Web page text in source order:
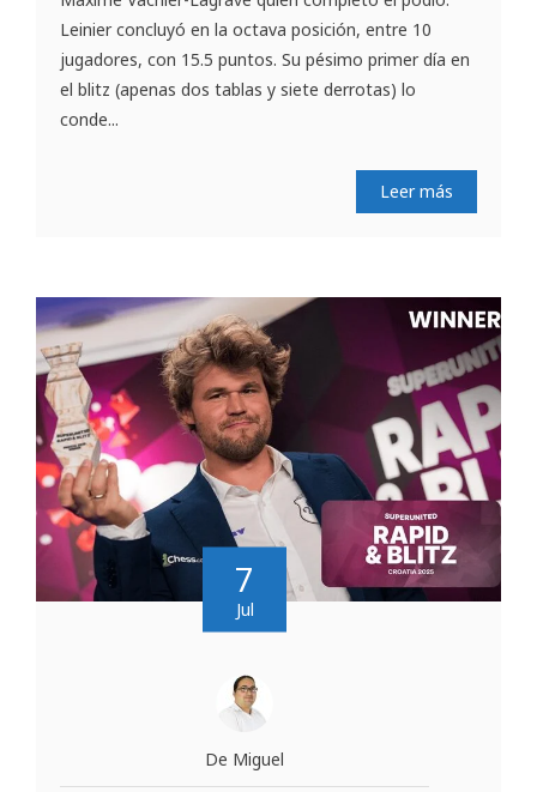
Leinier concluyó en la octava posición, entre 10
jugadores, con 15.5 puntos. Su pésimo primer día en
el blitz (apenas dos tablas y siete derrotas) lo
conde...
Leer más
7
Jul
De Miguel